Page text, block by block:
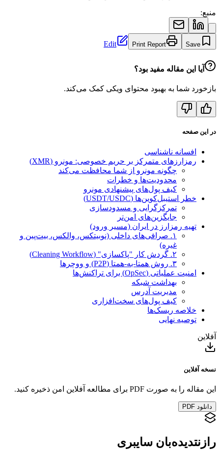
منبع:
Save
Print Report
Edit
آیا این مقاله مفید بود؟
بازخورد شما به بهبود محتوای ویکی کمک می‌کند.
در این صفحه
افسانه ناشناسی
رمزارزهای متمرکز بر حریم خصوصی: مونرو (XMR)
چگونه مونرو از شما محافظت می‌کند
محدودیت‌ها و خطرات
کیف پول‌های پیشنهادی مونرو
خطر استیبل‌کوین‌ها (USDT/USDC)
تمرکزگرایی و مسدودسازی
جایگزین‌های امن‌تر
تهیه رمزارز در ایران (مسیر ورود)
۱. صرافی‌های داخلی (نوبیتکس، والکس، بیت‌پین و
غیره)
۲. گردش کار "پاکسازی" (Cleaning Workflow)
۳. روش همتا-به-همتا (P2P) و ووچرها
امنیت عملیاتی (OpSec) برای تراکنش‌ها
بهداشت شبکه
مدیریت آدرس
کیف پول‌های سخت‌افزاری
خلاصه ریسک‌ها
توصیه نهایی
آفلاین
نسخه آفلاین
این مقاله را به صورت PDF برای مطالعه آفلاین امن ذخیره کنید.
دانلود PDF
رازنتدیده‌بان سایبری